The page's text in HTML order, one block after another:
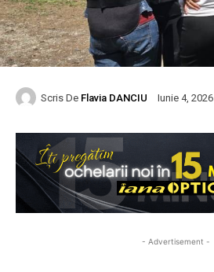
Scris De Flavia DANCIU Iunie 4, 2026
- Advertisement -